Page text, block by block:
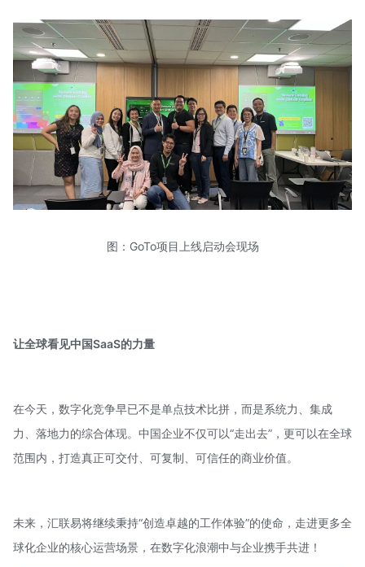
图：GoTo项目上线启动会现场
让全球看见中国SaaS的力量
在今天，数字化竞争早已不是单点技术比拼，而是系统力、集成
力、落地力的综合体现。中国企业不仅可以“走出去”，更可以在全球
范围内，打造真正可交付、可复制、可信任的商业价值。
未来，汇联易将继续秉持“创造卓越的工作体验”的使命，走进更多全
球化企业的核心运营场景，在数字化浪潮中与企业携手共进！